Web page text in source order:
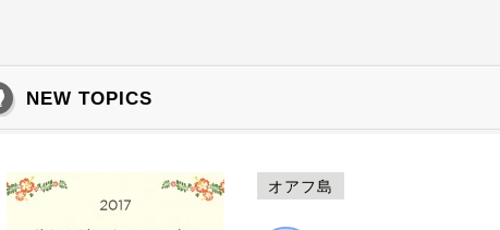
NEW TOPICS
オアフ島